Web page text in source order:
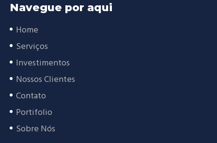
Navegue por aqui
Home
Serviços
Investimentos
Nossos Clientes
Contato
Portifolio
Sobre Nós